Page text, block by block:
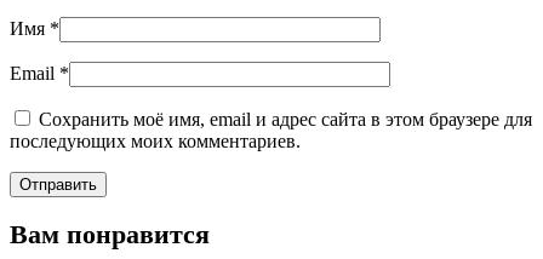
Имя *
Email *
Сохранить моё имя, email и адрес сайта в этом браузере для
последующих моих комментариев.
Вам понравится